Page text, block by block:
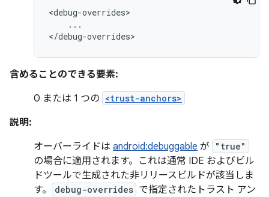
...
</debug-overrides>
含めることのできる要素:
0 または 1 つの <trust-anchors>
説明:
オーバーライドは android:debuggable が "true"
の場合に適用されます。これは通常 IDE およびビル
ドツールで生成された非リリースビルドが該当しま
す。
debug-overrides で指定されたトラスト アン